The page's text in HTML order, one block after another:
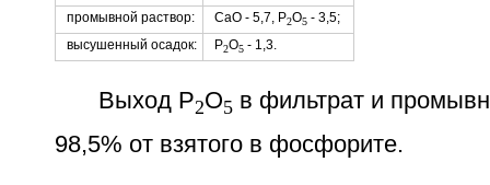
промывной раствор:
СаО - 5,7, P2O5- 3,5;
высушенный осадок:
P2O5- 1,3.
Выход Р2О5 в фильтрат и
98,5% от взятого в фосфорите.